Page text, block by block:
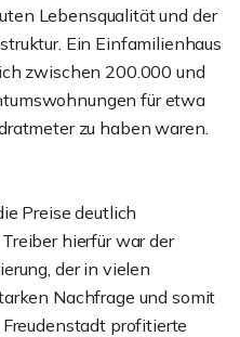
Lebensqualität und der
Ein Einfamilienhaus
zwischen 200.000 und
für etwa
zu haben waren.
Preise deutlich
hierfür war der
der in vielen
Nachfrage und somit
profitierte